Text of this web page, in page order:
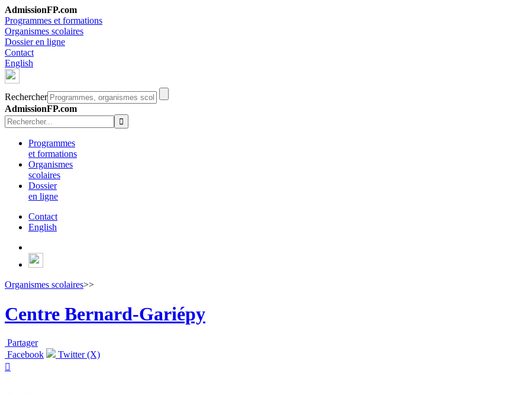
AdmissionFP.com
Programmes et formations
Organismes scolaires
Dossier en ligne
Contact
English
Rechercher
AdmissionFP.com
Programmes
et formations
Organismes
scolaires
Dossier
en ligne
Contact
English
Organismes scolaires>>
Centre Bernard-Gariépy
Partager
Facebook
Twitter (X)
